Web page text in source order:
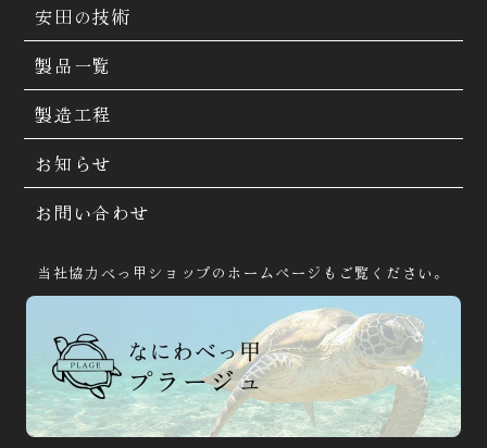
安田の技術
製品一覧
製造工程
お知らせ
お問い合わせ
当社協力べっ甲ショップのホームページもご覧ください。